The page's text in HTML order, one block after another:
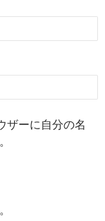
ザーに自分の名